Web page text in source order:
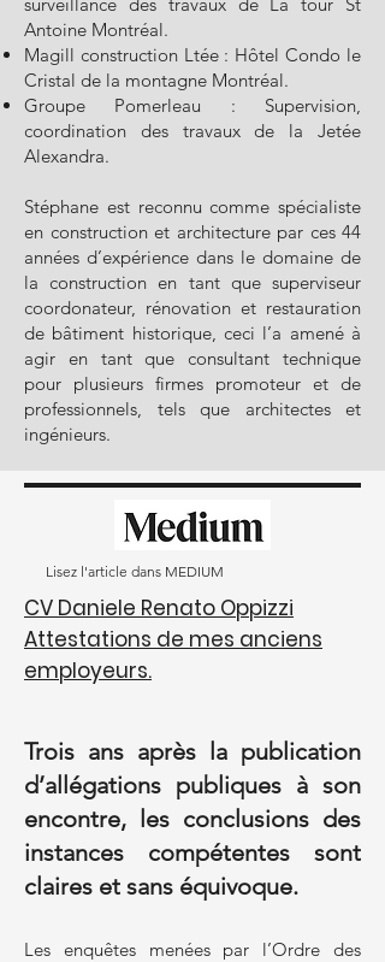
Antoine Montréal.
Magill construction Ltée : Hôtel Condo le
Cristal de la montagne Montréal.
Groupe Pomerleau : Supervision,
coordination des travaux de la Jetée
Alexandra.
Stéphane est reconnu comme spécialiste
en construction et architecture par ces 44
années d’expérience dans le domaine de
la construction en tant que superviseur
coordonateur, rénovation et restauration
de bâtiment historique, ceci l’a amené à
agir en tant que consultant technique
pour plusieurs firmes promoteur et de
professionnels, tels que architectes et
ingénieurs.
Lisez l'article dans MEDIUM
CV Daniele Renato Oppizzi
Attestations de mes anciens
employeurs.
Trois ans après la publication
d’allégations publiques à son
encontre, les conclusions des
instances compétentes sont
claires et sans équivoque.
Les enquêtes menées par l’Ordre des